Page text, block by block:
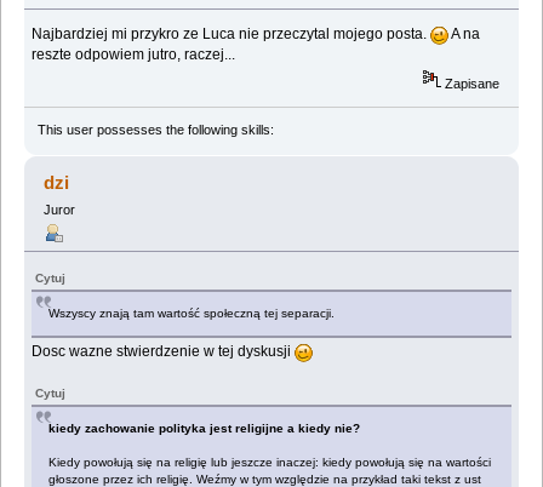
Najbardziej mi przykro ze Luca nie przeczytal mojego posta.
A na
reszte odpowiem jutro, raczej...
Zapisane
This user possesses the following skills:
dzi
Juror
Cytuj
Wszyscy znają tam wartość społeczną tej separacji.
Dosc wazne stwierdzenie w tej dyskusji
Cytuj
kiedy zachowanie polityka jest religijne a kiedy nie?
Kiedy powołują się na religię lub jeszcze inaczej: kiedy powołują się na wartości
głoszone przez ich religię. Weźmy w tym względzie na przykład taki tekst z ust